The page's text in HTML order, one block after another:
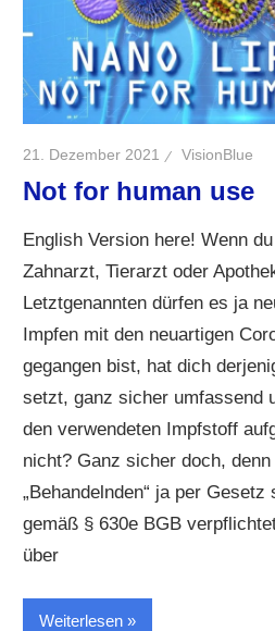
21. Dezember 2021 VisionBlue
Not for human use
English Version here! Wenn
Zahnarzt, Tierarzt oder
Letztgenannten dürfen es ja
Impfen mit den neuartigen
gegangen bist, hat dich
setzt, ganz sicher umfassend
den verwendeten Impfstoff
nicht? Ganz sicher doch,
„Behandelnden“ ja per
gemäß § 630e BGB
über
Weiterlesen